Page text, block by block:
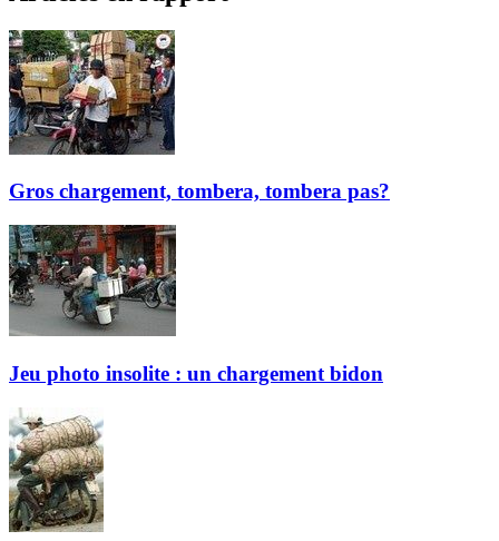
Gros chargement, tombera, tombera pas?
Jeu photo insolite : un chargement bidon